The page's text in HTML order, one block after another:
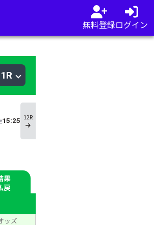
無料登録ログイン
15:25 12R
果
戻
ッズ